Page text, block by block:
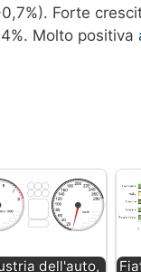
Forte
Molto positiva
dell'auto,